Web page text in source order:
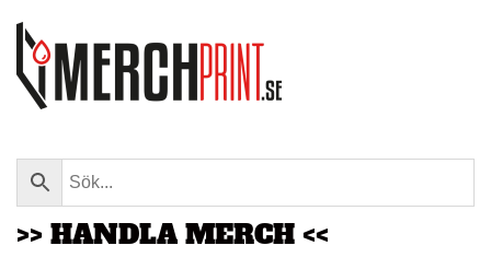
Skip to main content
>> HANDLA MERCH <<